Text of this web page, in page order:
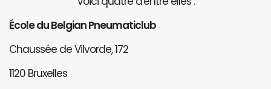
École du Belgian Pneumaticlub
Chaussée de Vilvorde, 172
1120 Bruxelles